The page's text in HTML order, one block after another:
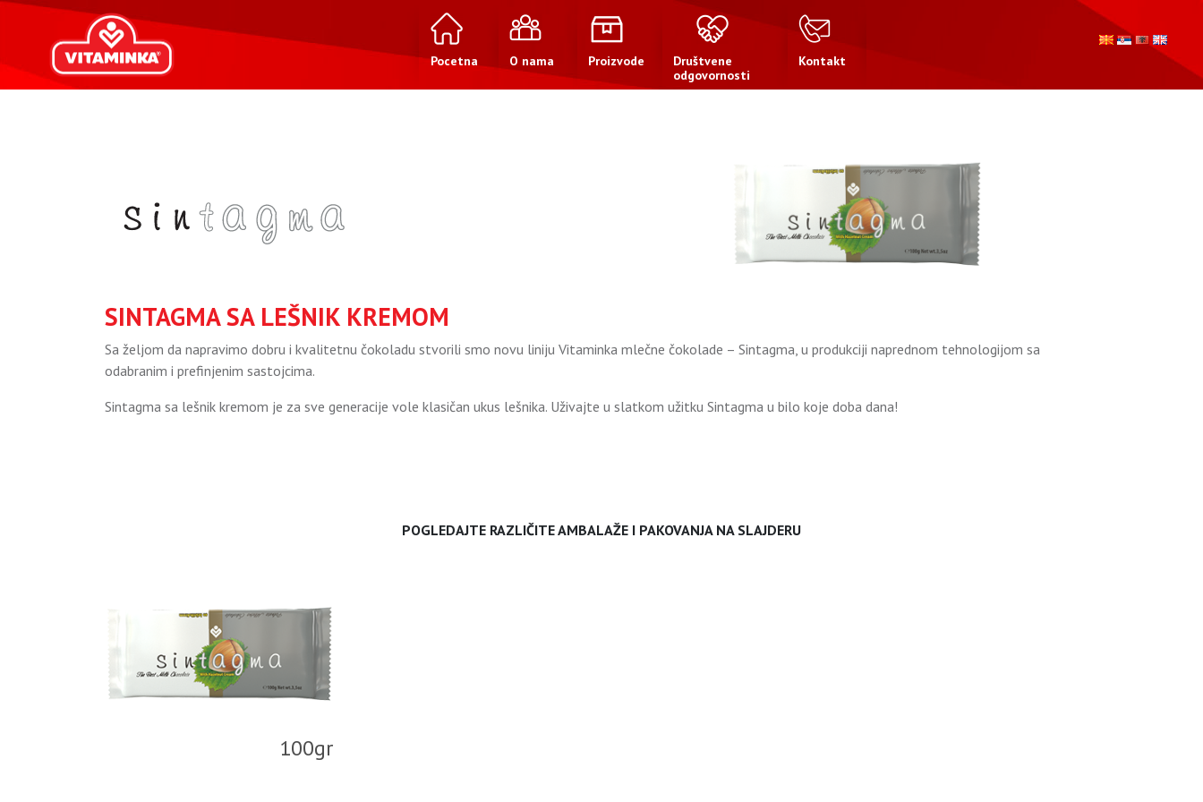
Pocetna O nama Proizvode
Društvene
odgovornosti
Kontakt
SINTAGMA SA LEŠNIK KREMOM
Sa željom da napravimo dobru i kvalitetnu čokoladu stvorili smo novu liniju Vitaminka mlečne čokolade – Sintagma, u produkciji naprednom tehnologijom sa
odabranim i prefinjenim sastojcima.
Sintagma sa lešnik kremom je za sve generacije vole klasičan ukus lešnika. Uživajte u slatkom užitku Sintagma u bilo koje doba dana!
POGLEDAJTE RAZLIČITE AMBALAŽE I PAKOVANJA NA SLAJDERU
100gr